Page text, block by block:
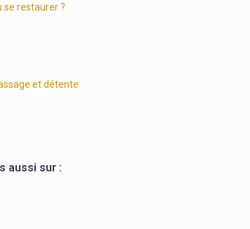
se restaurer ?
et détente
aussi sur :